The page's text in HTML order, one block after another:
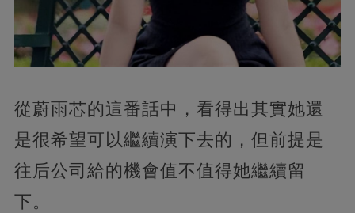
從蔚雨芯的這番話中，看得出其實她還
是很希望可以繼續演下去的，但前提是
往后公司給的機會值不值得她繼續留
下。